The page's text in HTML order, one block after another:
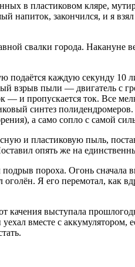
в пластиковом кляре,
закончился, и я
свалки города.
подаётся каждую секунду 10
взрыв пыли — двигатель с
и пропускается ток. Все
синтез
а само сопло с самой
и пластиковую пыль,
опять же на
пороха. Огонь сначала
Я его перемотал, как
качения выступала
вместе с